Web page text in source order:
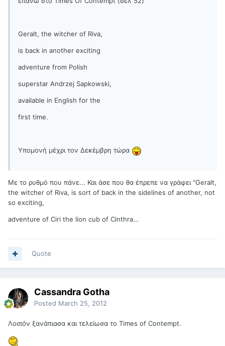
Geralt, the witcher of Riva,
is back in another exciting
adventure from Polish
superstar Andrzej Sapkowski,
available in English for the
first time.
Υπομονή μέχρι τον Δεκέμβρη τώρα
Με το ρυθμό που πάνε... Και άσε που θα έπρεπε να γράφει "Geralt,
the witcher of Riva, is sort of back in the sidelines of another, not
so exciting,
adventure of Ciri the lion cub of Cinthra...
Quote
Cassandra Gotha
Posted March 25, 2012
Λοιπόν ξανάπιασα και τελείωσα το Times of Contempt.